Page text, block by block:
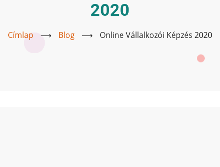
2020
Címlap ⟶ Blog ⟶ Online Vállalkozói Képzés 2020